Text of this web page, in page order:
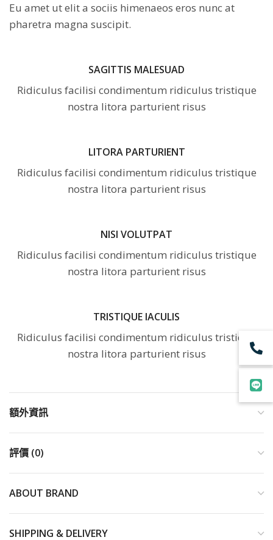
Eu amet ut elit a sociis himenaeos eros nunc at
pharetra magna suscipit.
SAGITTIS MALESUAD
Ridiculus facilisi condimentum ridiculus tristique
nostra litora parturient risus
LITORA PARTURIENT
Ridiculus facilisi condimentum ridiculus tristique
nostra litora parturient risus
NISI VOLUTPAT
Ridiculus facilisi condimentum ridiculus tristique
nostra litora parturient risus
TRISTIQUE IACULIS
Ridiculus facilisi condimentum ridiculus tristique
nostra litora parturient risus
額外資訊
評價 (0)
ABOUT BRAND
SHIPPING & DELIVERY